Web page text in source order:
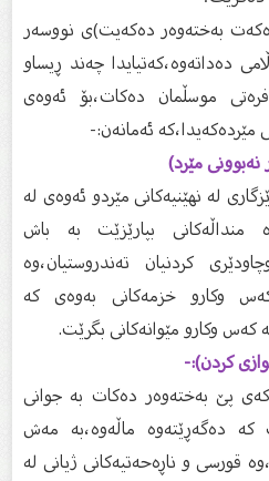
بەختەوەر دەكەیت)ى نووسەر
دەداتەوە،كەتیایدا چەند ڕیساو
موسڵمان دەكات،بۆ ئەوەى
ئەمانەن:-
مێرد)
لە نهێنیەكانى مێردو ئەوەى لە
منداڵەكانى بپارێزێت بە باش
كردنیان تەندروستیان،وە
وكارو خزمەكانى بەوەى كە
وكارو مێوانەكانى بگرێت.
كردن):-
پێ بەختەوەر دەكات بە جوانى
دەگەڕێتەوە ماڵەوە،بە مەش
و ناڕەحەتیەكانى ژیانى لە